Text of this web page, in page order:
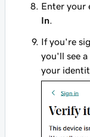
Enter your
In
If you're
you'll see
your